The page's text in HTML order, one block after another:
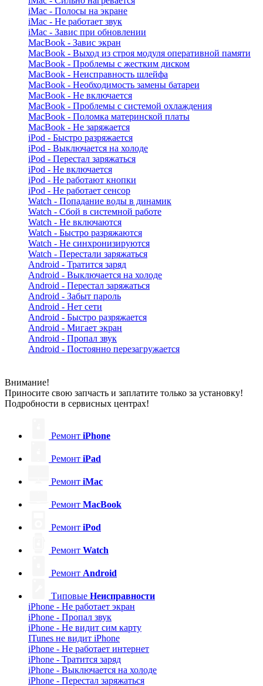
iMac - Полосы на экране
iMac - Не работает звук
iMac - Завис при обновлении
MacBook - Завис экран
MacBook - Выход из строя модуля оперативной памяти
MacBook - Проблемы с жестким диском
MacBook - Неисправность шлейфа
MacBook - Необходимость замены батареи
MacBook - Не включается
MacBook - Проблемы с системой охлаждения
MacBook - Поломка материнской платы
MacBook - Не заряжается
iPod - Быстро разряжается
iPod - Выключается на холоде
iPod - Перестал заряжаться
iPod - Не включается
iPod - Не работают кнопки
iPod - Не работает сенсор
Watch - Попадание воды в динамик
Watch - Сбой в системной работе
Watch - Не включаются
Watch - Быстро разряжаются
Watch - Не синхронизируются
Watch - Перестали заряжаться
Android - Тратится заряд
Android - Выключается на холоде
Android - Перестал заряжаться
Android - Забыт пароль
Android - Нет сети
Android - Быстро разряжается
Android - Мигает экран
Android - Пропал звук
Android - Постоянно перезагружается
Внимание!
Приносите свою запчасть и заплатите только за установку!
Подробности в сервисных центрах!
Ремонт iPhone
Ремонт iPad
Ремонт iMac
Ремонт MacBook
Ремонт iPod
Ремонт Watch
Ремонт Android
Типовые Неисправности
iPhone - Не работает экран
iPhone - Пропал звук
iPhone - Не видит сим карту
ITunes не видит iPhone
iPhone - Не работает интернет
iPhone - Тратится заряд
iPhone - Выключается на холоде
iPhone - Перестал заряжаться